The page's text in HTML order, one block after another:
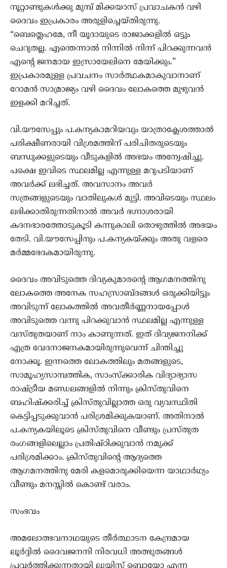
നൂറ്റാണ്ടുകള്‍ക്കു മുമ്പ് മിക്കയാസ് പ്രവാചകന്‍ വഴി
ദൈവം ഇപ്രകാരം അരുളിച്ചെയ്തിരുന്നു.
“ബെത്ലെഹമേ, നീ യൂദായുടെ രാജാക്കളില്‍ ഒട്ടും
ചെറുതല്ല. എന്തെന്നാല്‍ നിന്നില്‍ നിന്ന്‍ പിറക്കുന്നവന്‍
എന്‍റെ ജനമായ ഇസ്രായേലിനെ മേയിക്കും.”
ഇപ്രകാരമുള്ള പ്രവചനം സാര്‍ത്ഥകമാകുവാനാണ്
റോമന്‍ സാമ്രാജ്യം വഴി ദൈവം ലോകത്തെ മുഴുവന്‍
ഇളക്കി മറിച്ചത്.
വി.യൗസേപ്പും പ.കന്യകാമറിയവും യാത്രാക്ലേശത്താല്‍
പരിക്ഷീണരായി വിശ്രമത്തിന് പരിചിതരുടെയും
ബന്ധുക്കളുടെയും വീടുകളില്‍ അഭയം അന്വേഷിച്ചു.
പക്ഷെ ഇവിടെ സ്ഥലമില്ല എന്നുള്ള മറുപടിയാണ്
അവർക്ക് ലഭിച്ചത്. അവസാനം അവര്‍
സത്രങ്ങളുടെയും വാതിലുകള്‍ മുട്ടി. അവിടെയും സ്ഥലം
ലഭിക്കാതിരുന്നതിനാല്‍ അവർ ഭഗ്നാശരായി
കദനഭാരത്തോടുകൂടി കന്നുകാലി തൊഴുത്തിൽ അഭയം
തേടി. വി.യൗസേപ്പിനും പ.കന്യകയ്ക്കും അതു വളരെ
മര്‍മ്മഭേദകമായിരുന്നു.
ദൈവം അവിടുത്തെ ദിവ്യകുമാരന്‍റെ ആഗമനത്തിനു
ലോകത്തെ അനേക സഹസ്രാബ്ദങ്ങള്‍ ഒരുക്കിയിട്ടും
അവിടുന്ന്‍ ലോകത്തില്‍ അവതീര്‍ണ്ണനായപ്പോള്‍
അവിടുത്തെ വന്നു പിറക്കുവാന്‍ സ്ഥലമില്ല എന്നുള്ള
വസ്തുതയാണ് നാം കാണുന്നത്. ഇത് ദിവ്യജനനിക്ക്
എത്ര വേദനാജനകമായിരുന്നുവെന്ന് ചിന്തിച്ചു
നോക്കൂ. ഇന്നത്തെ ലോകത്തിലും മതങ്ങളുടെ,
സാമൂഹ്യസാമ്പത്തിക, സാംസ്ക്കാരിക വിദ്യാഭ്യാസ
രാഷ്ട്രീയ മണ്ഡലങ്ങളില്‍ നിന്നും ക്രിസ്തുവിനെ
ബഹിഷ്ക്കരിച്ച് ക്രിസ്തുവില്ലാത്ത ഒരു വ്യവസ്ഥിതി
കെട്ടിപ്പടുക്കുവാന്‍ പരിശ്രമിക്കുകയാണ്. അതിനാല്‍
പ.കന്യകയിലൂടെ ക്രിസ്തുവിനെ വീണ്ടും പ്രസ്തുത
രംഗങ്ങളിലെല്ലാം പ്രതിഷ്ഠിക്കുവാന്‍ നമുക്ക്
പരിശ്രമിക്കാം. ക്രിസ്തുവിന്‍റെ ആദ്യത്തെ
ആഗമനത്തിനു മേരി കളമൊരുക്കിയെന്ന യാഥാർഥ്യം
വീണ്ടും മനസ്സിൽ കൊണ്ട് വരാം.
സംഭവം
അമലോത്ഭവനാഥയുടെ തീർത്ഥാടന കേന്ദ്രമായ
ലൂര്‍ദ്ദില്‍ ദൈവജനനി നിരവധി അത്ഭുതങ്ങള്‍